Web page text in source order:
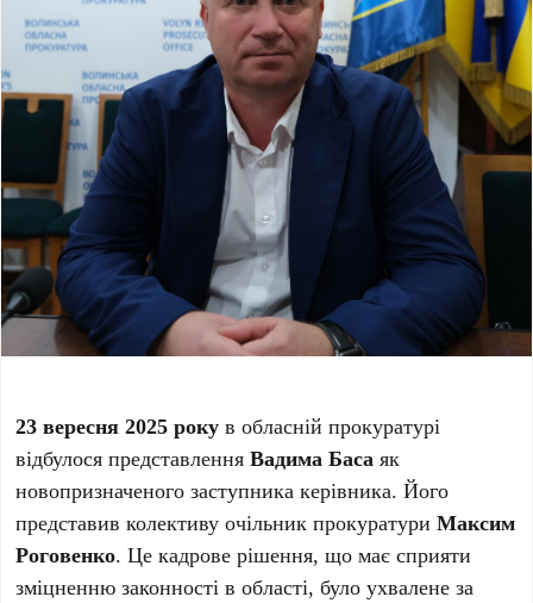
23 вересня 2025 року в обласній прокуратурі
відбулося представленняВадима Баса як
новопризначеного заступника керівника. Його
представив колективу очільник прокуратуриМаксим
Роговенко. Це кадрове рішення, що має сприяти
зміцненню законності в області, було ухвалене за